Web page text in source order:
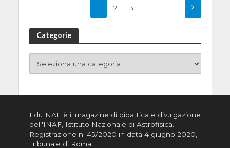
1 2 3
Categorie
EduINAF è il magazine di didattica e divulgazione
dell'INAF, Istituto Nazionale di Astrofisica
Registrazione n. 45/2020 in data 4 giugno 2020,
Tribunale di Roma